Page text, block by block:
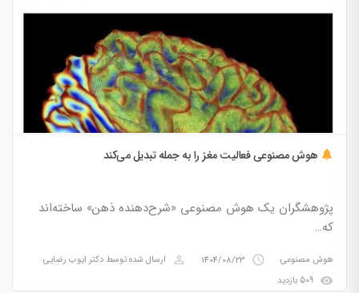
هوش مصنوعی فعالیت مغز را به جمله تبدیل می‌کند
پژوهشگران یک هوش مصنوعی «شرح‌دهنده ذهن» ساخته‌اند
که…
هوش مصنوعی access_time
1404/08/23
perm_identity ارسال شده توسط دکتر ایوب رضایی
visibility